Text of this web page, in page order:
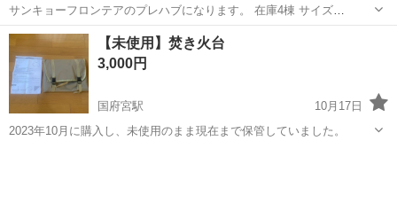
サンキョーフロンテアのプレハブになります。 在庫4棟 サイズ
w3300×d2357×h2670 商品説明 状態は新品に近くかなりきれいだと思
います。 LED照明も着いているので電気の引き込みをすればすぐに使
える状態です...
愛知 稲沢市 国府宮駅 その他
【未使用】焚き火台
3,000円
国府宮駅
10月17日
2023年10月に購入し、未使用のまま現在まで保管していました。